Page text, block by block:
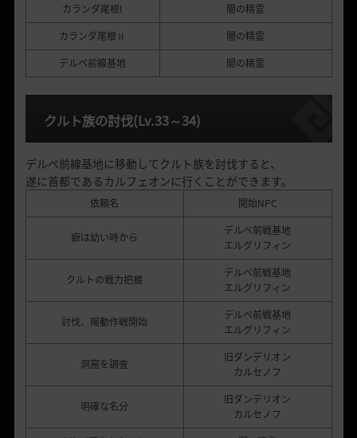
カランダ尾根I
闇の精霊
カランダ尾根Ⅱ
闇の精霊
デルペ前線基地
闇の精霊
クルト族の討伐(Lv.33～34)
デルペ前線基地に移動してクルト族を討伐すると、
遂に首都であるカルフェオンに行くことができます。
依頼名 開始NPC
癖は幼い時から
デルペ前戦基地
エルグリフィン
クルトの戦力把握
デルペ前戦基地
エルグリフィン
討伐、陽動作戦開始
デルペ前戦基地
エルグリフィン
洞窟を調査
旧ダンデリオン
カルセノフ
明確な名分
旧ダンデリオン
カルセノフ